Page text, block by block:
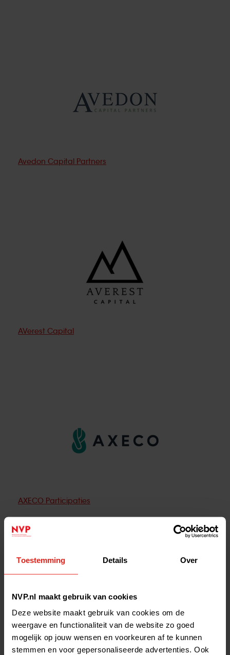
Toestemming Details Over
NVP.nl maakt gebruik van cookies
Deze website maakt gebruik van cookies om de
weergave en functionaliteit van de website zo goed
mogelijk op jouw wensen en voorkeuren af te kunnen
stemmen en voor gepersonaliseerde advertenties. Ook
Avedon Capital Partners
AVerest Capital
AXECO Participaties